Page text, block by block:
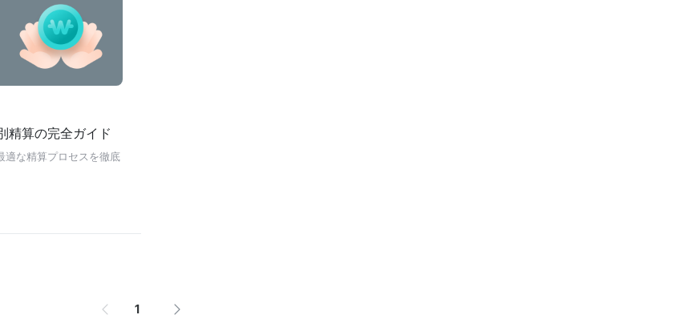
精算の完全ガイド
適な精算プロセスを徹底
1